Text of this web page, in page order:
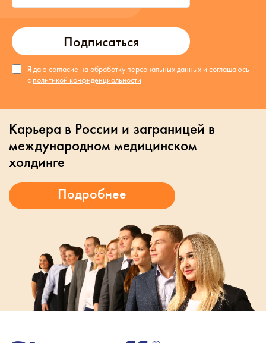
Подписаться
Я даю согласие на обработку персональных данных и соглашаюсь
с политикой конфиденциальности
Карьера в России и заграницей в
международном медицинском
холдинге